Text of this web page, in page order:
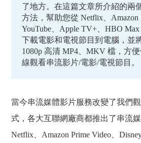
了地方。在這篇文章所介紹的兩
方法，幫助您從 Netflix、Amazon
YouTube、Apple TV+、HBO
下載電影和電視節目到電腦，並
1080p 高清 MP4、MKV 檔，方
線觀看串流影片/電影/電視節目。
當今串流媒體影片服務改變了我們
式，各大互聯網廠商都推出了串流
Netflix、Amazon Prime Video、